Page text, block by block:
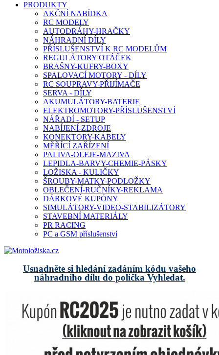
PRODUKTY
AKČNÍ NABÍDKA
RC MODELY
AUTODRÁHY-HRAČKY
NÁHRADNÍ DÍLY
PŘÍSLUŠENSTVÍ K RC MODELŮM
REGULÁTORY OTÁČEK
BRAŠNY-KUFRY-BOXY
SPALOVACÍ MOTORY - DÍLY
RC SOUPRAVY-PŘIJÍMAČE
SERVA - DÍLY
AKUMULÁTORY-BATERIE
ELEKTROMOTORY-PŘÍSLUŠENSTVÍ
NÁŘADÍ - SETUP
NABÍJENÍ-ZDROJE
KONEKTORY-KABELY
MĚŘÍCÍ ZAŘÍZENÍ
PALIVA-OLEJE-MAZIVA
LEPIDLA-BARVY-CHEMIE-PÁSKY
LOŽISKA - KULIČKY
ŠROUBY-MATKY-PODLOŽKY
OBLEČENÍ-RUČNÍKY-REKLAMA
DÁRKOVÉ KUPÓNY
SIMULÁTORY-VIDEO-STABILIZÁTORY
STAVEBNÍ MATERIÁLY
PR RACING
PC a GSM příslušenství
Usnadněte si hledání zadáním kódu vašeho
náhradního dílu do políčka Vyhledat.